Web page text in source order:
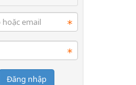
Đăng nhập